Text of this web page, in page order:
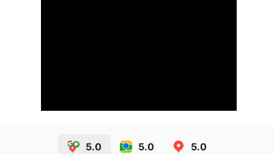
5.0 5.0 5.0